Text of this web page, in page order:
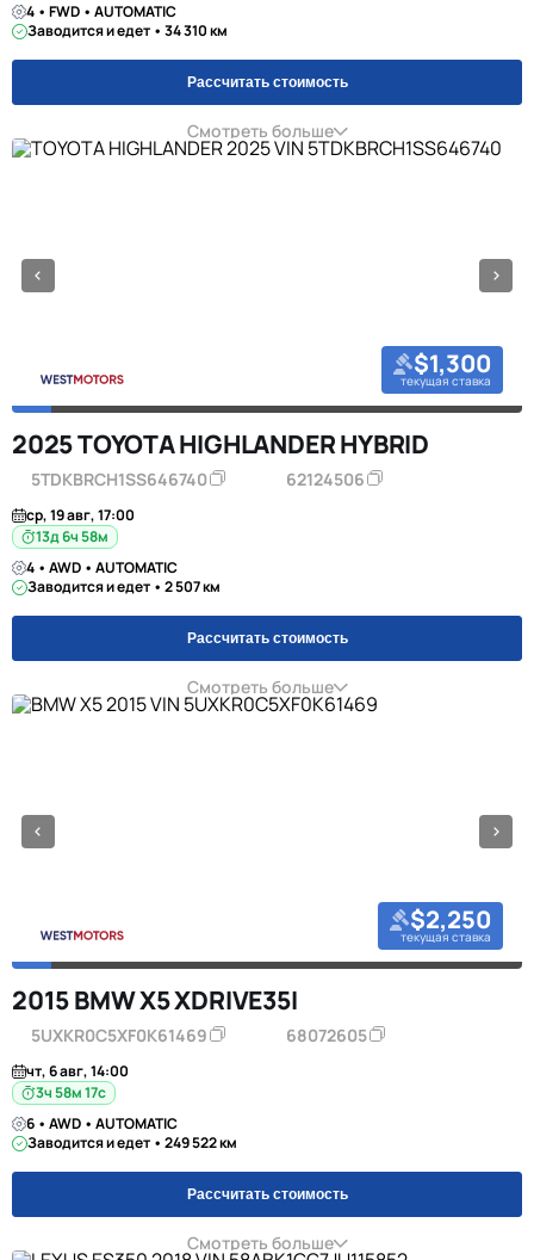
4 • FWD • AUTOMATIC
Заводится и едет • 34 310 км
Рассчитать стоимость
Смотреть больше
$1,300
текущая ставка
2025 TOYOTA HIGHLANDER HYBRID
5TDKBRCH1SS646740 62124506
ср, 19 авг, 17:00
13д 6ч 58м
4 • AWD • AUTOMATIC
Заводится и едет • 2 507 км
Рассчитать стоимость
Смотреть больше
$2,250
текущая ставка
2015 BMW X5 XDRIVE35I
5UXKR0C5XF0K61469 68072605
чт, 6 авг, 14:00
3ч 58м 16с
6 • AWD • AUTOMATIC
Заводится и едет • 249 522 км
Рассчитать стоимость
Смотреть больше